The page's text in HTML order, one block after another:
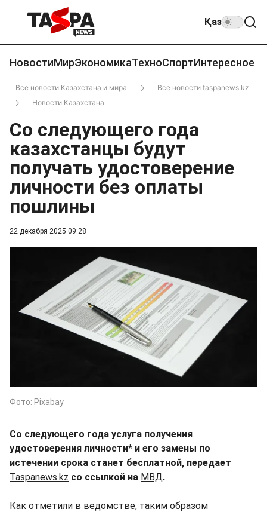
Қаз
НовостиМирЭкономикаТехноСпортИнтересное
Все новости Казахстана и мира
Все новости taspanews.kz
Новости Казахстана
22 декабря 2025 09:28
Со следующего года
казахстанцы будут
получать удостоверение
личности без оплаты
пошлины
Фото: Pixabay
Со следующего года услуга получения
удостоверения личности* и его замены по
истечении срока станет бесплатной, передает
Taspanews.kz со ссылкой на МВД.
Как отметили в ведомстве, таким образом